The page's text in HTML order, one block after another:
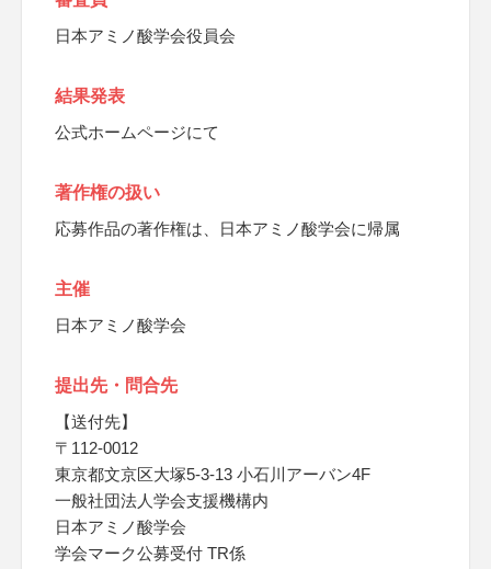
日本アミノ酸学会役員会
結果発表
公式ホームページにて
著作権の扱い
応募作品の著作権は、日本アミノ酸学会に帰属
主催
日本アミノ酸学会
提出先・問合先
【送付先】
〒112-0012
東京都文京区大塚5-3-13 小石川アーバン4F
一般社団法人学会支援機構内
日本アミノ酸学会
学会マーク公募受付 TR係